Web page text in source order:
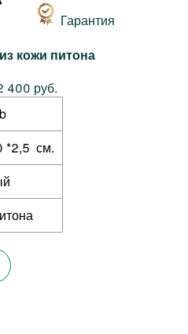
Гарантия
кожи питона
400 руб.
*2,5 см.